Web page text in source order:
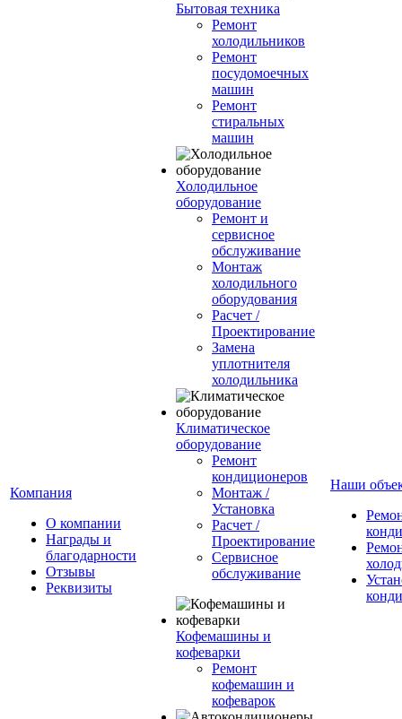
Компания
О компании
Награды и
благодарности
Отзывы
Реквизиты
Бытовая техника
Ремонт
холодильников
Ремонт
посудомоечных
машин
Ремонт
стиральных
машин
Холодильное
оборудование
Ремонт и
сервисное
обслуживание
Монтаж
холодильного
оборудования
Расчет /
Проектирование
Замена
уплотнителя
холодильника
Климатическое
оборудование
Ремонт
кондиционеров
Монтаж /
Установка
Расчет /
Проектирование
Сервисное
обслуживание
Кофемашины и
кофеварки
Ремонт
кофемашин и
кофеварок
Наши